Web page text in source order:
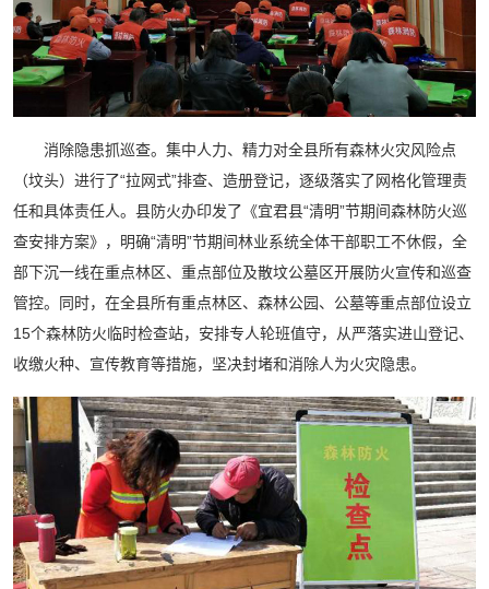
消除隐患抓巡查。集中人力、精力对全县所有森林火灾风险点
（坟头）进行了“拉网式”排查、造册登记，逐级落实了网格化管理责
任和具体责任人。县防火办印发了《宜君县“清明”节期间森林防火巡
查安排方案》，明确“清明”节期间林业系统全体干部职工不休假，全
部下沉一线在重点林区、重点部位及散坟公墓区开展防火宣传和巡查
管控。同时，在全县所有重点林区、森林公园、公墓等重点部位设立
15个森林防火临时检查站，安排专人轮班值守，从严落实进山登记、
收缴火种、宣传教育等措施，坚决封堵和消除人为火灾隐患。